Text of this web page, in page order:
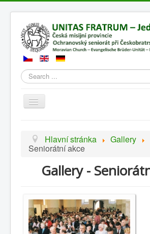
Search
Přepnout
navigaci
Hlavní stránka Gallery
Seniorátní akce
Gallery -